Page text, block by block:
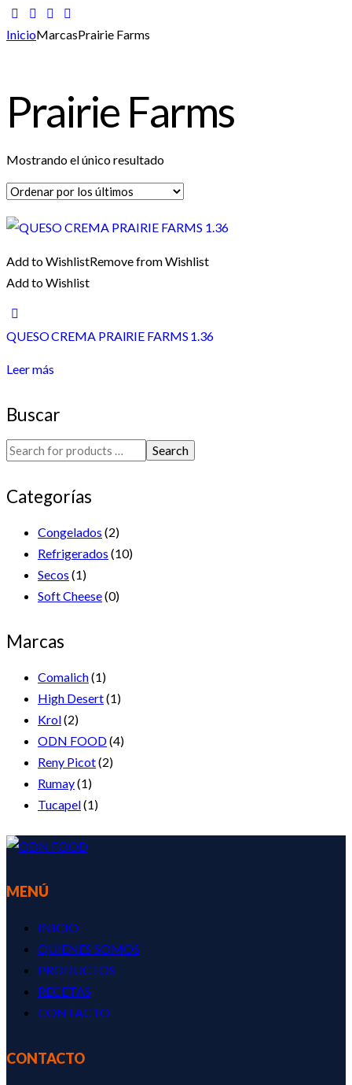
facebook-
1
twitter-
new
dribble-
new
instagram
InicioMarcasPrairie Farms
Prairie Farms
Mostrando el único resultado
Add to WishlistRemove from Wishlist
Add to Wishlist
QUESO CREMA PRAIRIE FARMS 1.36
Leer más
Buscar
Search
Categorías
Congelados (2)
Refrigerados (10)
Secos (1)
Soft Cheese(0)
Marcas
Comalich(1)
High Desert(1)
Krol(2)
ODN FOOD(4)
Reny Picot(2)
Rumay(1)
Tucapel(1)
MENÚ
INICIO
QUIENES SOMOS
PRODUCTOS
RECETAS
CONTACTO
CONTACTO